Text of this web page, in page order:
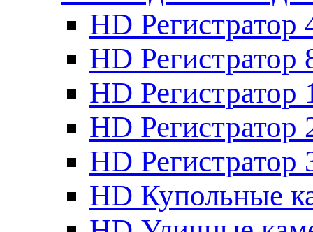
HD Регистратор
HD Регистратор
HD Регистратор
HD Регистратор
HD Регистратор
HD Купольные